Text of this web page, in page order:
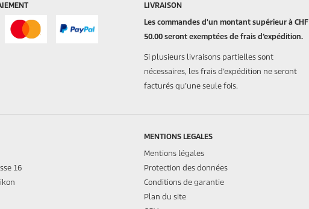
LIVRAISON
Les commandes d'un montant supérieur à CHF
50.00 seront exemptées de frais d’expédition.
Si plusieurs livraisons partielles sont
nécessaires, les frais d’expédition ne seront
facturés qu’une seule fois.
16
MENTIONS LEGALES
Mentions légales
Protection des données
Conditions de garantie
Plan du site